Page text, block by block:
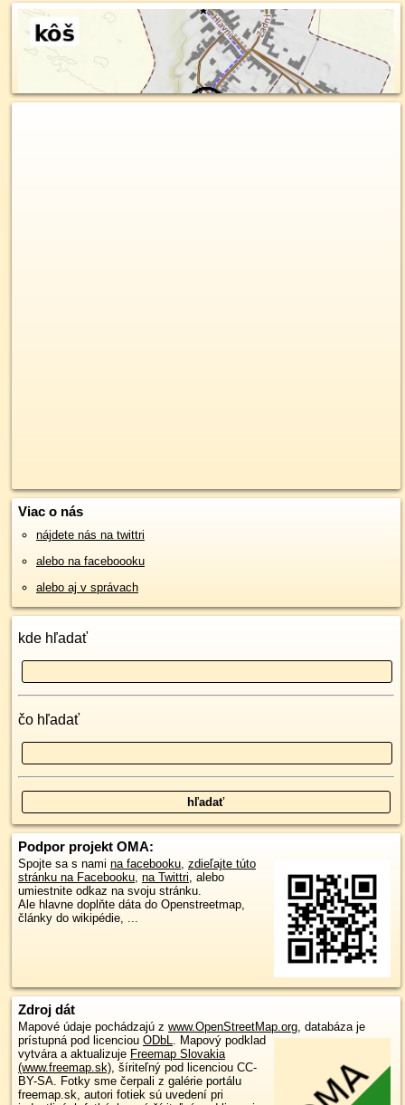
Viac o nás
nájdete nás na twittri
alebo na faceboooku
alebo aj v správach
kde hľadať
čo hľadať
Podpor projekt OMA:
Spojte sa s nami na facebooku, zdieľajte túto
stránku na Facebooku, na Twittri, alebo
umiestnite odkaz na svoju stránku.
Ale hlavne doplňte dáta do Openstreetmap,
články do wikipédie, ...
Zdroj dát
Mapové údaje pochádzajú z www.OpenStreetMap.org, databáza je
prístupná pod licenciou ODbL. Mapový podklad
vytvára a aktualizuje Freemap Slovakia
(www.freemap.sk), šíriteľný pod licenciou CC-
BY-SA. Fotky sme čerpali z galérie portálu
freemap.sk, autori fotiek sú uvedení pri